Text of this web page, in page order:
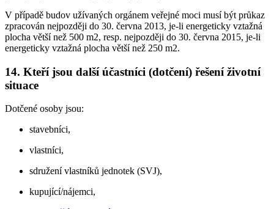
V případě budov užívaných orgánem veřejné moci musí být průkaz
zpracován nejpozději do 30. června 2013, je-li energeticky vztažná
plocha větší než 500 m2, resp. nejpozději do 30. června 2015, je-li
energeticky vztažná plocha větší než 250 m2.
14. Kteří jsou další účastníci (dotčení) řešení životní
situace
Dotčené osoby jsou:
stavebníci,
vlastníci,
sdružení vlastníků jednotek (SVJ),
kupující/nájemci,